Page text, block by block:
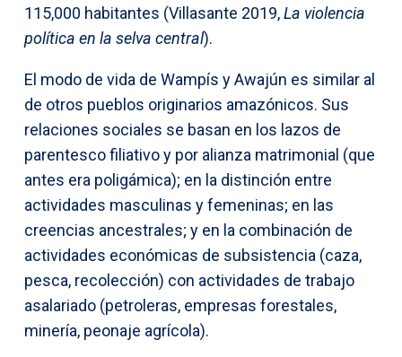
115,000 habitantes (Villasante 2019,La violencia
política en la selva central).
El modo de vida de Wampís y Awajún es similar al
de otros pueblos originarios amazónicos. Sus
relaciones sociales se basan en los lazos de
parentesco filiativo y por alianza matrimonial (que
antes era poligámica); en la distinción entre
actividades masculinas y femeninas; en las
creencias ancestrales; y en la combinación de
actividades económicas de subsistencia (caza,
pesca, recolección) con actividades de trabajo
asalariado (petroleras, empresas forestales,
minería, peonaje agrícola).